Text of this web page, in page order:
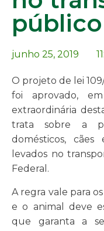
público
junho 25, 2019
O projeto de lei
foi aprovado,
extraordinária
trata sobre a
domésticos,
levados no
Federal.
A regra vale para
e o animal deve
que garanta a